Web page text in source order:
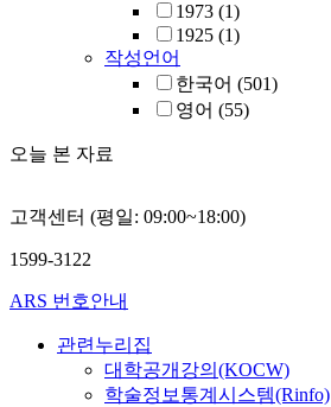
1973 (1)
1925 (1)
작성언어
한국어 (501)
영어 (55)
오늘 본 자료
고객센터 (평일: 09:00~18:00)
1599-3122
ARS 번호안내
관련누리집
대학공개강의(KOCW)
학술정보통계시스템(Rinfo)